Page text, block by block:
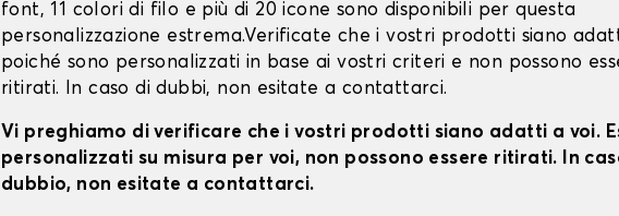
font, 11 colori di filo e più di 20 icone sono disponibili per questa
personalizzazione estrema.Verificate che i vostri prodotti siano
poiché sono personalizzati in base ai vostri criteri e non possono
ritirati. In caso di dubbi, non esitate a contattarci.
Vi preghiamo di verificare che i vostri prodotti siano adatti a voi.
personalizzati su misura per voi, non possono essere ritirati. In
dubbio, non esitate a contattarci.